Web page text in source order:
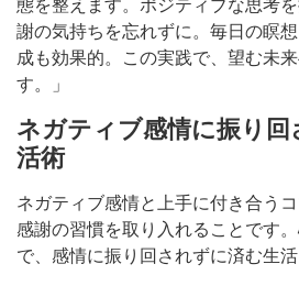
態を整えます。ポジティブな思考
謝の気持ちを忘れずに。毎日の瞑
成も効果的。この実践で、望む未
す。」
ネガティブ感情に振り
活術
ネガティブ感情と上手に付き合う
感謝の習慣を取り入れることです
で、感情に振り回されずに済む生活